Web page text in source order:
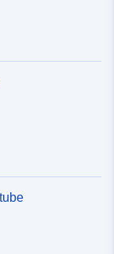
services